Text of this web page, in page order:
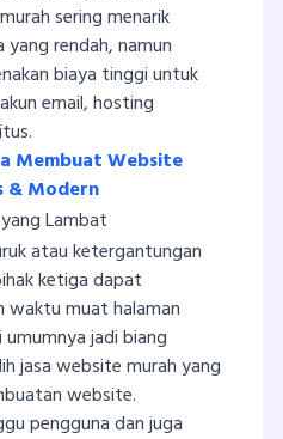
sering menarik
rendah, namun
biaya tinggi untuk
email, hosting
Membuat Website
& Modern
Lambat
atau ketergantungan
ketiga dapat
waktu muat halaman
umumnya jadi biang
jasa website murah yang
website.
pengguna dan juga